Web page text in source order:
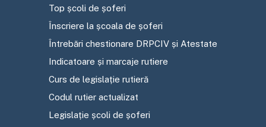
Top școli de șoferi
Înscriere la școala de șoferi
Întrebări chestionare DRPCIV și Atestate
Indicatoare și marcaje rutiere
Curs de legislație rutieră
Codul rutier actualizat
Legislație școli de șoferi